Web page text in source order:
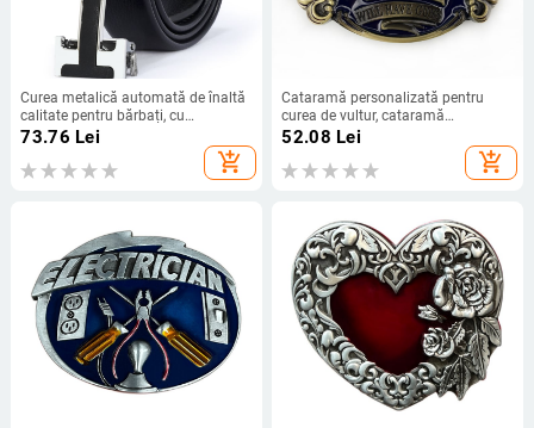
Curea metalică automată de înaltă
calitate pentru bărbați, cu
construcție decorativă din PU, curea
vânzători ambulanți, producător en-
73.76 Lei
add_shopping_cart
Cataramă personalizată pentru
curea de vultur, cataramă
europeană și americană
occidentală din denim, cataramă
pentru pantaloni cu animale,
52.08 Lei
add_shopping_cart